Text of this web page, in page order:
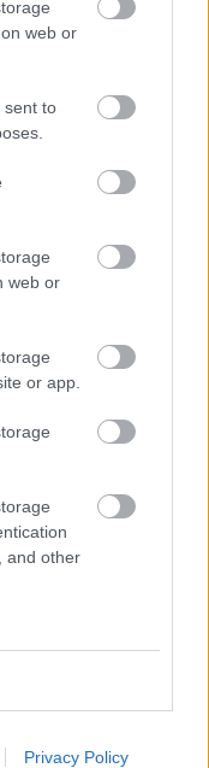
web or
sent to
web or
or app.
and other
Privacy Policy
a Dakar 5.